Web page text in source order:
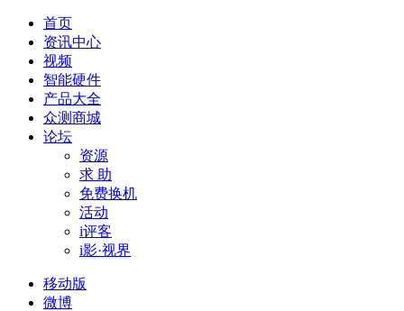
首页
资讯中心
视频
智能硬件
产品大全
众测商城
论坛
资源
求 助
免费换机
活动
i评客
i影·视界
移动版
微博